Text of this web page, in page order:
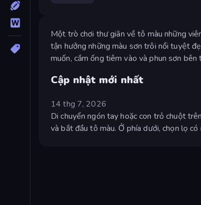
Một trò chơi thư giãn về tô màu những
tận hưởng những màu sơn trôi nổi tuyệt
muốn, cắm ống tiêm vào và phun sơn
Cập nhật mới nhất
14 thg 7, 2026
Di chuyển ngón tay hoặc con trỏ chuột
và bắt đầu tô màu. Ở phía dưới, chọn lọ